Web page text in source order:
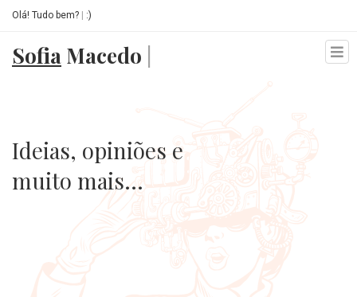
Olá! Tudo bem? :)
Sofia Macedo
Blog
Ideias, opiniões e
muito mais...